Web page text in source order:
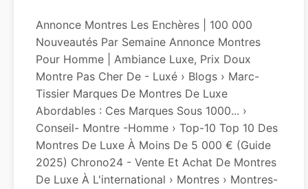
Annonce Montres Les Enchères | 100 000
Nouveautés Par Semaine Annonce Montres
Pour Homme | Ambiance Luxe, Prix Doux
Montre Pas Cher De - Luxé › Blogs › Marc-
Tissier Marques De Montres De Luxe
Abordables : Ces Marques Sous 1000... ›
Conseil- Montre -homme › Top-10 Top 10 Des
Montres De Luxe À Moins De 5 000 € (Guide
2025) Chrono24 - Vente Et Achat De Montres
De Luxe À L'international › Montres › Montres-